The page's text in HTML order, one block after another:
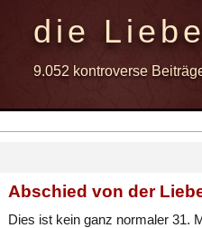
die
9.052 kontroverse
Abschied von der
Dies ist kein ganz normaler 31.